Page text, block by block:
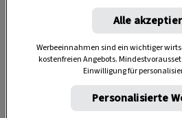
„Servus Garten“ auf
Nutzen Sie WhatsApp auf Ihrem
dem Balkon, der Terrasse oder im
unserem kostenlosen WhatsApp-
Tipps und Tricks für Garten,
Zimmerpflanzen.
Alle
Werbeeinnahmen sind ein wichtiger
kostenfreien Angebots.
Einwilligung für
Personalisierte